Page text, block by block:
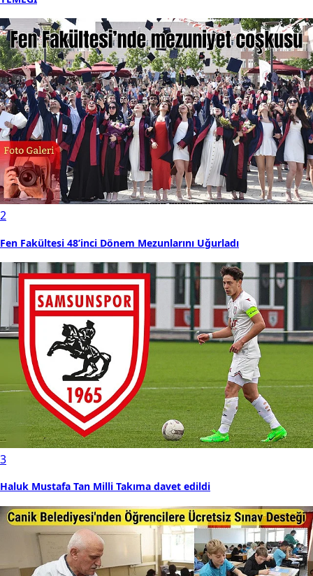
2
Fen Fakültesi 48’inci Dönem Mezunlarını Uğurladı
3
Haluk Mustafa Tan Milli Takıma davet edildi